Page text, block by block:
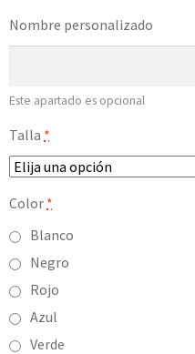
Nombre personalizado
Este apartado es opcional
Talla *
Color *
Blanco
Negro
Rojo
Azul
Verde